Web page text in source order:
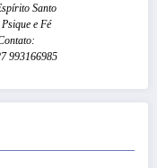
Santo
e Fé
993166985